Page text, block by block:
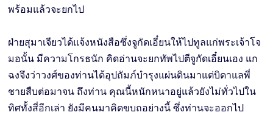
พร้อมแล้วจะยกไป
ฝ่ายสุมาเจียวได้แจ้งหนังสือซึ่งจูกัดเอี๋ยนให้ไปทูลแก่พระเจ้าโจ
มอนั้น มีความโกรธนัก คิดอ่านจะยกทัพไปตีจูกัดเอี๋ยนเอง แก
ฉงจึงว่าวงศ์ของท่านได้อุปถัมภ์บำรุงแผ่นดินมาแต่บิดาแลพี่
ชายสืบต่อมาจน ถึงท่าน คุณนี้หนักหนาอยู่แล้วยังไม่ทั่วไปใน
ทิศทั้งสี่อีกเล่า ยังมีคนมาคิดขบถอย่างนี้ ซึ่งท่านจะออกไป